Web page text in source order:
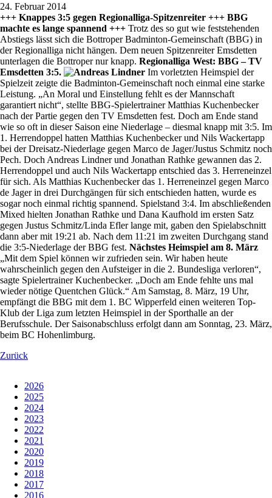
24. Februar 2014
+++ Knappes 3:5 gegen Regionalliga-Spitzenreiter +++ BBG
machte es lange spannend +++ Trotz des so gut wie feststehenden
Abstiegs lässt sich die Bottroper Badminton-Gemeinschaft (BBG) in
der Regionalliga nicht hängen. Dem neuen Spitzenreiter Emsdetten
unterlagen die Bottroper nur knapp. Regionalliga West: BBG – TV
Emsdetten 3:5.
Im vorletzten Heimspiel der
Spielzeit zeigte die Badminton-Gemeinschaft noch einmal eine starke
Leistung. „An Moral und Einstellung fehlt es der Mannschaft
garantiert nicht“, stellte BBG-Spielertrainer Matthias Kuchenbecker
nach der Partie gegen den TV Emsdetten fest. Doch am Ende stand
wie so oft in dieser Saison eine Niederlage – diesmal knapp mit 3:5. Im
1. Herrendoppel hatten Matthias Kuchenbecker und Nils Wackertapp
bei der Dreisatz-Niederlage gegen Marco de Jager/Justus Schmitz noch
Pech. Doch Andreas Lindner und Jonathan Rathke gewannen das 2.
Herrendoppel und auch Nils Wackertapp entschied das 3. Herreneinzel
für sich. Als Matthias Kuchenbecker das 1. Herreneinzel gegen Marco
de Jager in drei Durchgängen für sich entschieden hatten, wurde es
sogar noch einmal richtig spannend. Spielstand 3:4. Im abschließenden
Mixed hielten Jonathan Rathke und Dana Kaufhold im ersten Satz
gegen Justus Schmitz/Linda Efler lange mit, gaben den Spielabschnitt
dann aber mit 19:21 ab. Nach dem 11:21 im zweiten Durchgang stand
die 3:5-Niederlage der BBG fest. Nächstes Heimspiel am 8. März
„Mit dem Spiel können wir zufrieden sein. Wir haben heute
wahrscheinlich gegen den Aufsteiger in die 2. Bundesliga verloren“,
sagte Spielertrainer Kuchenbecker. „Doch am Ende fehlte uns mal
wieder nötige Quentchen Glück.“ Am Samstag, 8. März, 19 Uhr,
empfängt die BBG mit dem 1. BC Wipperfeld einen weiteren Top-
Klub der Liga zum letzten Heimspiel in der Sporthalle an der
Berufsschule. Der Saisonabschluss erfolgt dann am Sonntag, 23. März,
beim BC Hohenlimburg.
Zurück
2026
2025
2024
2023
2022
2021
2020
2019
2018
2017
2016